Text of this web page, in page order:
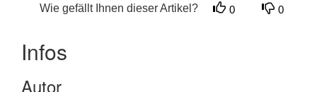
Wie gefällt Ihnen dieser Artikel? 0 0
Infos
Autor